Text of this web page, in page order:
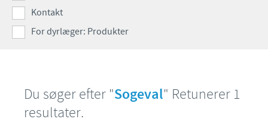
Kæledyr, fagspecialister
Indberetning af bivirkninger
Kontakt
For dyrlæger: Produkter
Du søger efter "Sogeval" Retunerer 1
resultater.